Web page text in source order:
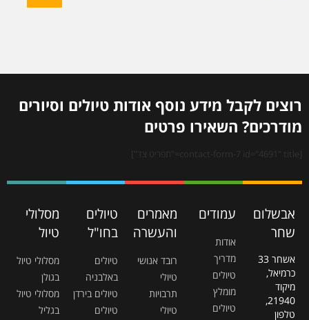
רוצים לקבל מידע נוסף אודות טיולים וסיורים
מודרכים? השאירו פרטים
[contact-form-7 id="4691" title="תפריט צד"]
אבשלום
שחר
אשחר 33
כרמיאל,
מיקוד
21940,
טלפון
עמודים
אודות
מדריך
טיולים
מומלץ
טיולים
מאמרים
והעשרה
רובד אנושי
טיולי
תרבויות
טיולי
טיולים
בחו"ל
טיולים
באלבניה
טיולים בירדן
טיולים
מסלולי
טיול
מסלולי טיול
בגולן
מסלולי טיול
בגליל